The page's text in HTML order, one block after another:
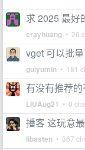
求 2025 最好
crayhuang • 26
vget 可以批
guiyumin • 181
有没有推荐
LIUAug21 • 0
播客 这玩意
libasten • 367